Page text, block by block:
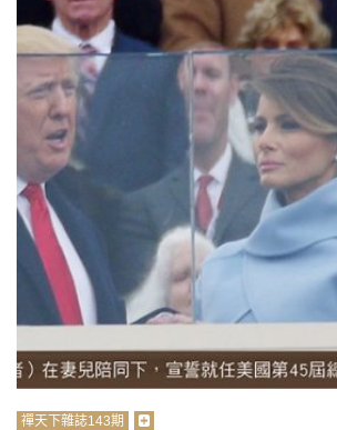
禪天下雜誌143期